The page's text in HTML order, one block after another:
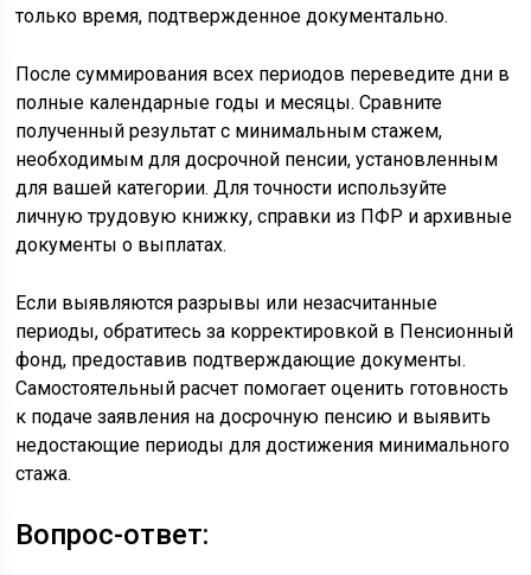
только время, подтвержденное документально.
После суммирования всех периодов переведите дни в
полные календарные годы и месяцы. Сравните
полученный результат с минимальным стажем,
необходимым для досрочной пенсии, установленным
для вашей категории. Для точности используйте
личную трудовую книжку, справки из ПФР и архивные
документы о выплатах.
Если выявляются разрывы или незасчитанные
периоды, обратитесь за корректировкой в Пенсионный
фонд, предоставив подтверждающие документы.
Самостоятельный расчет помогает оценить готовность
к подаче заявления на досрочную пенсию и выявить
недостающие периоды для достижения минимального
стажа.
Вопрос-ответ: